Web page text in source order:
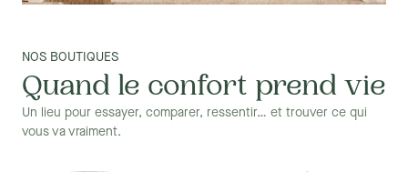
NOS BOUTIQUES
Quand le confort prend vie
Un lieu pour essayer, comparer, ressentir… et trouver ce qui
vous va vraiment.